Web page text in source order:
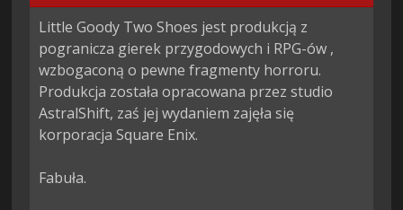
Little Goody Two Shoes jest produkcją z
pogranicza gierek przygodowych i RPG-ów ,
wzbogaconą o pewne fragmenty horroru.
Produkcja została opracowana przez studio
AstralShift, zaś jej wydaniem zajęła się
korporacja Square Enix.
Fabuła.